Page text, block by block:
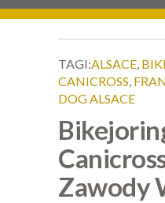
TAGI:ALSACE,
CANICROSS,
DOG ALSACE
Zawody